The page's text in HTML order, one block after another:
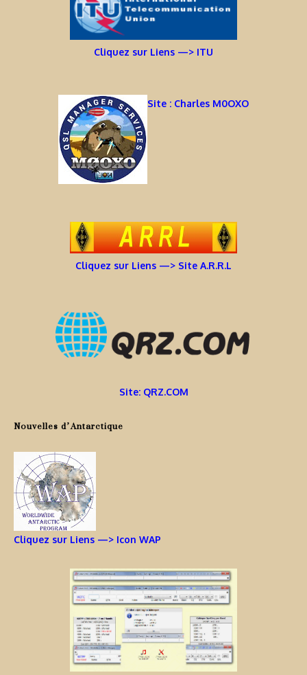
Cliquez sur Liens —> ITU
Site : Charles M0OXO
Cliquez sur Liens —> Site A.R.R.L
Site: QRZ.COM
Nouvelles d’Antarctique
Cliquez sur Liens —> Icon WAP